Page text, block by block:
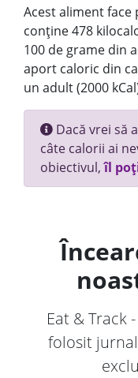
Acest aliment
conține 478
100 de grame din
aport caloric din
un adult (2000
Dacă vrei să
câte calorii ai
obiectivul,îl
Eat & Track
folosit